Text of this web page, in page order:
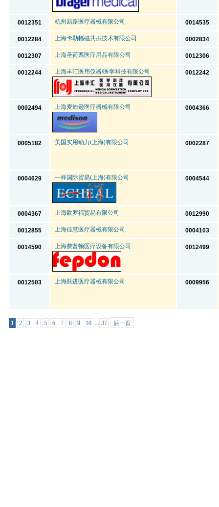
0012351 杭州易路医疗器械有限公司 0014535
0012284 上海卡勒幅磁共振技术有限公司 0002834
0012307 上海圣荷西医疗用品有限公司 0012306
0012244 上海丰汇医用仪器/医学科技有限公司 0012242
0002494 上海麦迪逊医疗器械有限公司 0004366
0005182 美国实用动力(上海)有限公司 0002287
0004629 一祥国际贸易(上海)有限公司 0004544
0004367 上海欧罗福贸易有限公司 0012990
0012855 上海佳慧医疗器械有限公司 0004103
0014590 上海费普顿医疗设备有限公司 0012499
0012503 上海跃进医疗器械有限公司 0009956
1 2 3 4 5 6 7 8 9 10 ... 37 后一页